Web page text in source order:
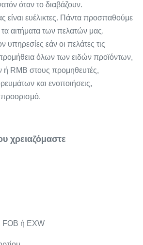
όταν το διαβάζουν.
είναι ευέλικτες. Πάντα προσπαθούμε
αιτήματα των πελατών μας.
εάν οι πελάτες τις
όλων των ειδών προϊόντων,
ή RMB στους προμηθευτές,
και ενοποιήσεις,
χρειαζόμαστε
FOB ή EXW